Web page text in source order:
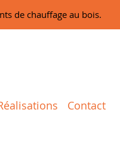
de chauffage au bois.
Contact